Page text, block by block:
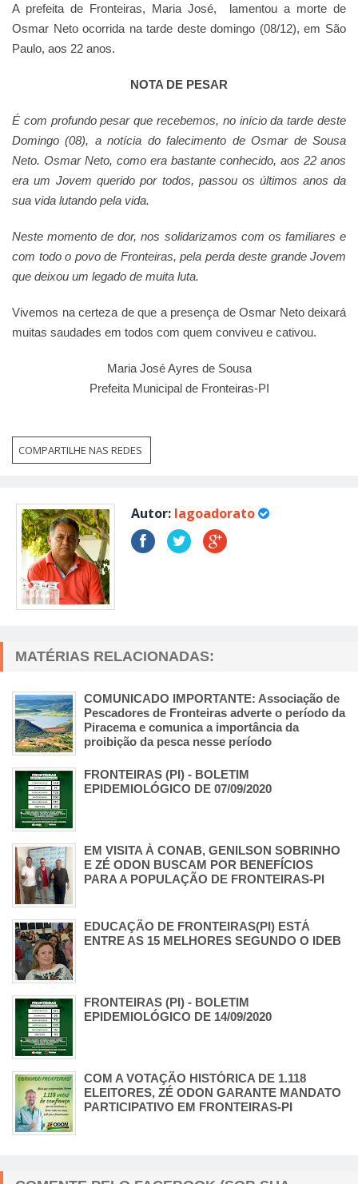
A prefeita de Fronteiras, Maria José,
lamentou a morte de
Osmar Neto ocorrida na tarde deste domingo (08/12), em São
Paulo, aos 22 anos.
NOTA DE PESAR
É com profundo pesar que recebemos, no início da tarde deste
Domingo (08), a notícia do falecimento de Osmar de Sousa
Neto. Osmar Neto, como era bastante conhecido, aos 22 anos
era um Jovem querido por todos, passou os últimos anos da
sua vida lutando pela vida.
Neste momento de dor, nos solidarizamos com os familiares e
com todo o povo de Fronteiras, pela perda deste grande Jovem
que deixou um legado de muita luta.
Vivemos na certeza de que a presença de Osmar Neto deixará
muitas saudades em todos com quem conviveu e cativou.
Maria José Ayres de Sousa
Prefeita Municipal de Fronteiras-PI
COMPARTILHE NAS REDES
Autor: lagoadorato
MATÉRIAS RELACIONADAS:
COMUNICADO IMPORTANTE: Associação de
Pescadores de Fronteiras adverte o período da
Piracema e comunica a importância da
proibição da pesca nesse período
FRONTEIRAS (PI) - BOLETIM
EPIDEMIOLÓGICO DE 07/09/2020
EM VISITA À CONAB, GENILSON SOBRINHO
E ZÉ ODON BUSCAM POR BENEFÍCIOS
PARA A POPULAÇÃO DE FRONTEIRAS-PI
EDUCAÇÃO DE FRONTEIRAS(PI) ESTÁ
ENTRE AS 15 MELHORES SEGUNDO O IDEB
FRONTEIRAS (PI) - BOLETIM
EPIDEMIOLÓGICO DE 14/09/2020
COM A VOTAÇÃO HISTÓRICA DE 1.118
ELEITORES, ZÉ ODON GARANTE MANDATO
PARTICIPATIVO EM FRONTEIRAS-PI